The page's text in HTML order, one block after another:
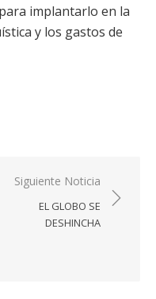
implantarlo en la
y los gastos de
Siguiente Noticia
EL GLOBO SE
DESHINCHA